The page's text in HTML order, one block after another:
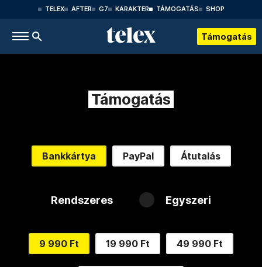
TELEX AFTER G7 KARAKTER TÁMOGATÁS SHOP
Támogatás
Támogatás
Bankkártya PayPal Átutalás
Rendszeres Egyszeri
9 990 Ft 19 990 Ft 49 990 Ft